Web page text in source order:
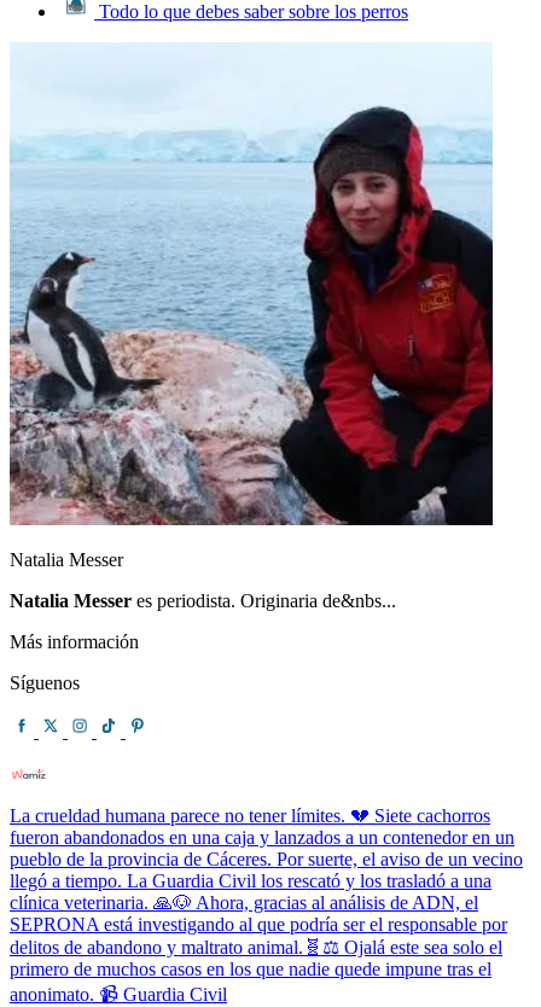
Todo lo que debes saber sobre los perros
Natalia Messer
Natalia Messer es periodista. Originaria de&nbs...
Más información
Síguenos
La crueldad humana parece no tener límites. 💔 Siete cachorros
fueron abandonados en una caja y lanzados a un contenedor en un
pueblo de la provincia de Cáceres. Por suerte, el aviso de un vecino
llegó a tiempo. La Guardia Civil los rescató y los trasladó a una
clínica veterinaria. 🙏🐶 Ahora, gracias al análisis de ADN, el
SEPRONA está investigando al que podría ser el responsable por
delitos de abandono y maltrato animal.🧬⚖️ Ojalá este sea solo el
primero de muchos casos en los que nadie quede impune tras el
anonimato. 📹 Guardia Civil